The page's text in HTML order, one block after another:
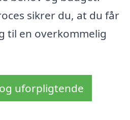
sikrer du, at du får
til en overkommelig
uforpligtende